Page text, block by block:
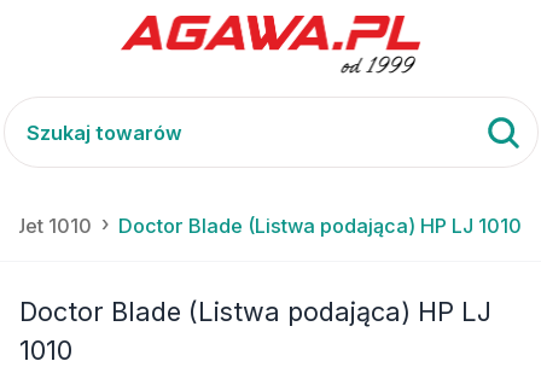
1010 Doctor Blade (Listwa podająca) HP LJ 1010
Doctor Blade (Listwa podająca) HP LJ
1010